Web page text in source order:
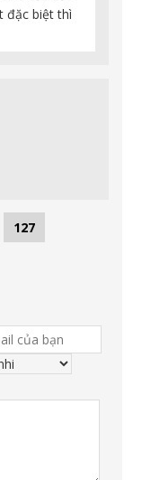
đặc biệt thì
127